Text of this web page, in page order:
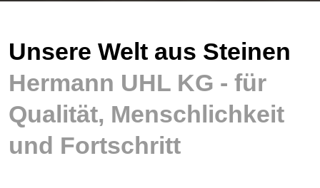
Unsere Welt aus Steinen
Hermann UHL KG - für
Qualität, Menschlichkeit
und Fortschritt